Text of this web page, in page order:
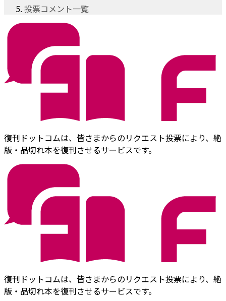
投票コメント一覧
復刊ドットコムは、皆さまからのリクエスト投票により、絶
版・品切れ本を復刊させるサービスです。
復刊ドットコムは、皆さまからのリクエスト投票により、絶
版・品切れ本を復刊させるサービスです。